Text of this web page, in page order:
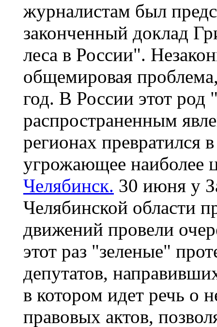
журналистам был
законченный доклад
леса в России".
общемировая
год. В России этот род
распространенным
регионах превратился
угрожающее наиболее
Челябинск. 30 июня у
Челябинской области
движений провели
этот раз "зеленые"
депутатов,
в котором идет речь о
правовых актов,